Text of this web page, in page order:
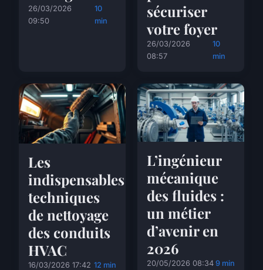
26/03/2026
09:50
10
min
sécuriser
votre foyer
26/03/2026
08:57
10
min
Les
indispensables
techniques
de nettoyage
des conduits
HVAC
16/03/2026 17:42 12 min
L’ingénieur
mécanique
des fluides :
un métier
d’avenir en
2026
20/05/2026 08:34 9 min